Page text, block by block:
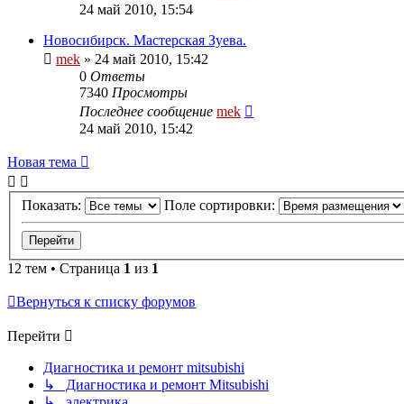
24 май 2010, 15:54
Новосибирск. Мастерская Зуева.
mek » 24 май 2010, 15:42
0 Ответы
7340 Просмотры
Последнее сообщение mek
24 май 2010, 15:42
Новая тема
Показать: Поле сортировки:
12 тем • Страница 1 из 1
Вернуться к списку форумов
Перейти
Диагностика и ремонт mitsubishi
↳ Диагностика и ремонт Mitsubishi